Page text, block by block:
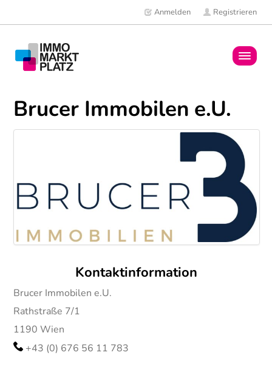
Anmelden Registrieren
News
Brucer Immobilen e.U.
Kontaktinformation
Brucer Immobilen e.U.
Rathstraße 7/1
1190Wien
+43 (0) 676 56 11 783